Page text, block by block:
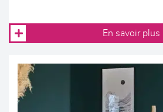
En savoir plus